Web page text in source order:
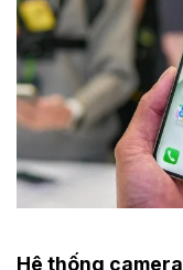
Hệ thống camera